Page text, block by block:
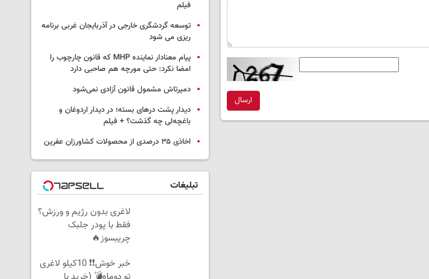
ارسال
فیلم
توسعه گردشگری خارجی در آذربایجان غربی برنامه
ریزی می شود
پیام معنادار نماینده MHP که قانون چارچوب را
امضا نکرد: حتی مورچه هم صاحبی دارد
دمیرتاش مشمول قانون آزادی نمی‌شود
دیدار پشت درهای بسته؛ در دیدار اردوغان و
باغچه‌لی چه گذشت؟ + فیلم
اخاذی ۳۵ درصدی از محصولات کشاورزان عفرین
تبلیغات
لاغری بدون رژیم و ورزش؟
فقط با پودر جلبک
چریبسوز🔥
خبر خوش❗❗ 10کیلو لاغری